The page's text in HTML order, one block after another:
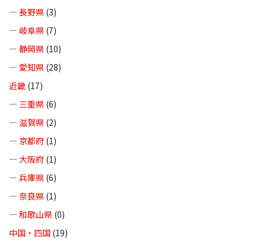
— 長野県 (3)
— 岐阜県 (7)
— 静岡県 (10)
— 愛知県 (28)
近畿 (17)
— 三重県 (6)
— 滋賀県 (2)
— 京都府 (1)
— 大阪府 (1)
— 兵庫県 (6)
— 奈良県 (1)
— 和歌山県 (0)
中国・四国 (19)